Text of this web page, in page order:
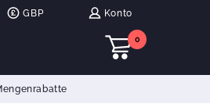
GBP Konto
0